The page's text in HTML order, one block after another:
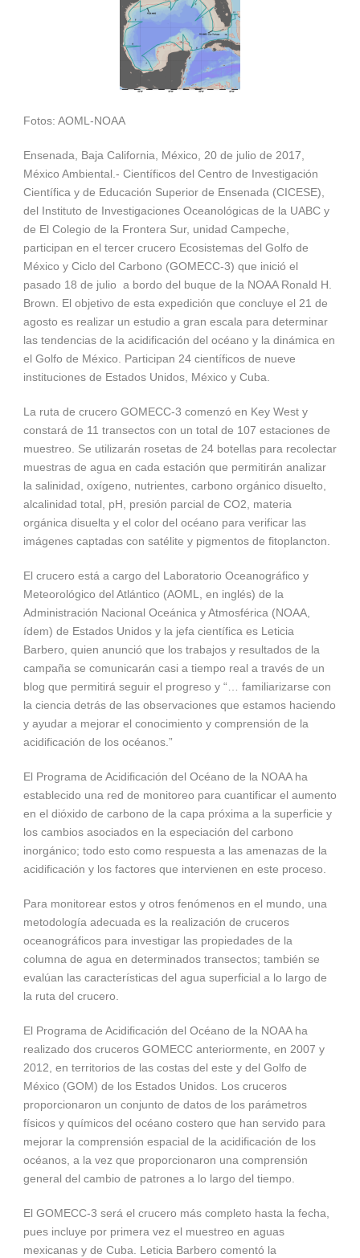
Fotos: AOML-NOAA
Ensenada, Baja California, México, 20 de julio de 2017,
México Ambiental.- Científicos del Centro de Investigación
Científica y de Educación Superior de Ensenada (CICESE),
del Instituto de Investigaciones Oceanológicas de la UABC y
de El Colegio de la Frontera Sur, unidad Campeche,
participan en el tercer crucero Ecosistemas del Golfo de
México y Ciclo del Carbono (GOMECC-3) que inició el
pasado 18 de julio a bordo del buque de la NOAA Ronald H.
Brown. El objetivo de esta expedición que concluye el 21 de
agosto es realizar un estudio a gran escala para determinar
las tendencias de la acidificación del océano y la dinámica en
el Golfo de México. Participan 24 científicos de nueve
instituciones de Estados Unidos, México y Cuba.
La ruta de crucero GOMECC-3 comenzó en Key West y
constará de 11 transectos con un total de 107 estaciones de
muestreo. Se utilizarán rosetas de 24 botellas para recolectar
muestras de agua en cada estación que permitirán analizar
la salinidad, oxígeno, nutrientes, carbono orgánico disuelto,
alcalinidad total, pH, presión parcial de CO2, materia
orgánica disuelta y el color del océano para verificar las
imágenes captadas con satélite y pigmentos de fitoplancton.
El crucero está a cargo del Laboratorio Oceanográfico y
Meteorológico del Atlántico (AOML, en inglés) de la
Administración Nacional Oceánica y Atmosférica (NOAA,
ídem) de Estados Unidos y la jefa científica es Leticia
Barbero, quien anunció que los trabajos y resultados de la
campaña se comunicarán casi a tiempo real a través de un
blog que permitirá seguir el progreso y “… familiarizarse con
la ciencia detrás de las observaciones que estamos haciendo
y ayudar a mejorar el conocimiento y comprensión de la
acidificación de los océanos.”
El Programa de Acidificación del Océano de la NOAA ha
establecido una red de monitoreo para cuantificar el aumento
en el dióxido de carbono de la capa próxima a la superficie y
los cambios asociados en la especiación del carbono
inorgánico; todo esto como respuesta a las amenazas de la
acidificación y los factores que intervienen en este proceso.
Para monitorear estos y otros fenómenos en el mundo, una
metodología adecuada es la realización de cruceros
oceanográficos para investigar las propiedades de la
columna de agua en determinados transectos; también se
evalúan las características del agua superficial a lo largo de
la ruta del crucero.
El Programa de Acidificación del Océano de la NOAA ha
realizado dos cruceros GOMECC anteriormente, en 2007 y
2012, en territorios de las costas del este y del Golfo de
México (GOM) de los Estados Unidos. Los cruceros
proporcionaron un conjunto de datos de los parámetros
físicos y químicos del océano costero que han servido para
mejorar la comprensión espacial de la acidificación de los
océanos, a la vez que proporcionaron una comprensión
general del cambio de patrones a lo largo del tiempo.
El GOMECC-3 será el crucero más completo hasta la fecha,
pues incluye por primera vez el muestreo en aguas
mexicanas y de Cuba. Leticia Barbero comentó la